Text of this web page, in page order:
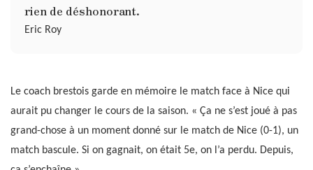
rien de déshonorant.
Eric Roy
Le coach brestois garde en mémoire le match face à Nice qui
aurait pu changer le cours de la saison. « Ça ne s’est joué à pas
grand-chose à un moment donné sur le match de Nice (0-1), un
match bascule. Si on gagnait, on était 5e, on l’a perdu. Depuis,